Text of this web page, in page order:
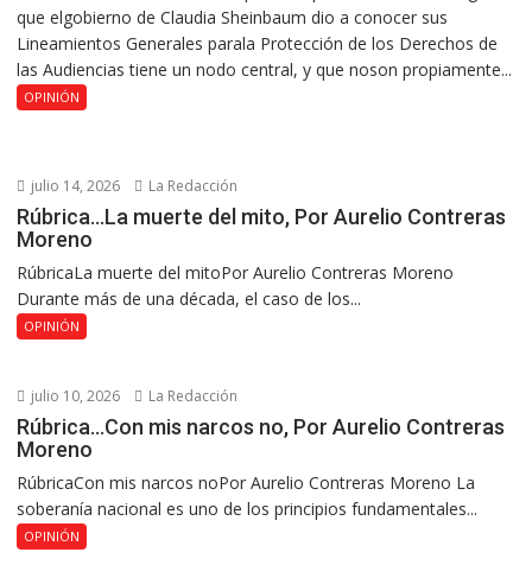
que elgobierno de Claudia Sheinbaum dio a conocer sus
Lineamientos Generales parala Protección de los Derechos de
las Audiencias tiene un nodo central, y que noson propiamente...
OPINIÓN
julio 14, 2026 La Redacción
Rúbrica…La muerte del mito, Por Aurelio Contreras
Moreno
RúbricaLa muerte del mitoPor Aurelio Contreras Moreno
Durante más de una década, el caso de los...
OPINIÓN
julio 10, 2026 La Redacción
Rúbrica…Con mis narcos no, Por Aurelio Contreras
Moreno
RúbricaCon mis narcos noPor Aurelio Contreras Moreno La
soberanía nacional es uno de los principios fundamentales...
OPINIÓN